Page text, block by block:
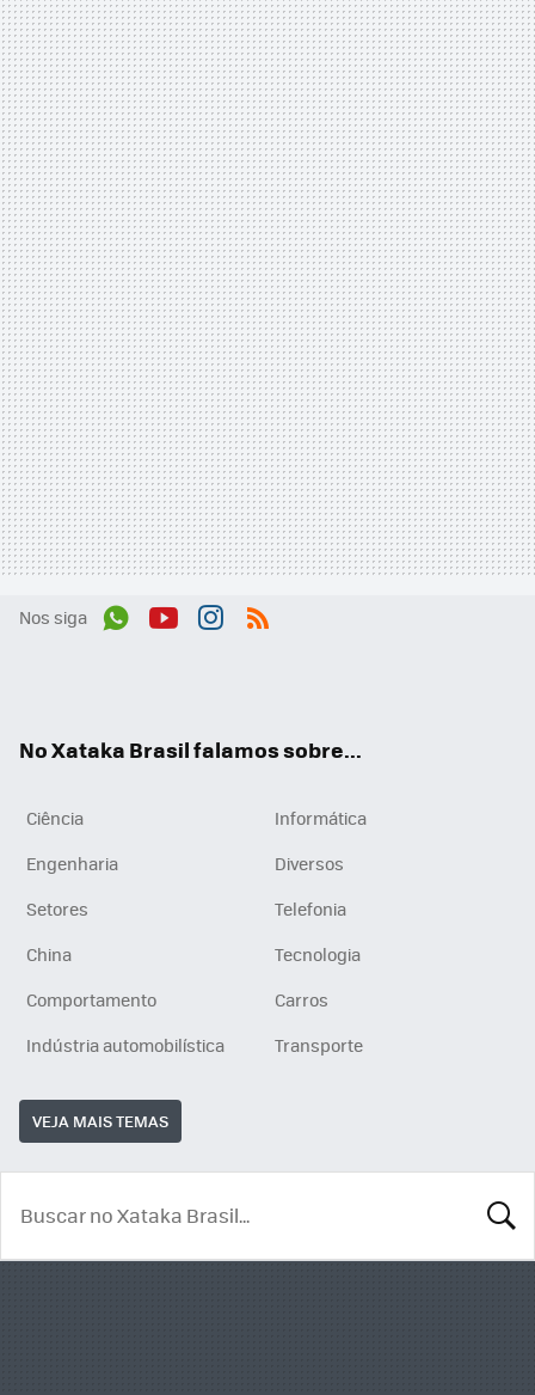
Nos siga
No Xataka Brasil falamos sobre...
Ciência
Informática
Engenharia
Diversos
Setores
Telefonia
China
Tecnologia
Comportamento
Carros
Indústria automobilística
Transporte
VEJA MAIS TEMAS